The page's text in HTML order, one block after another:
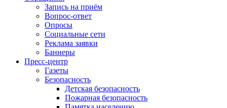
Запись на приём
Вопрос-ответ
Опросы
Социальные сети
Реклама заявки
Баннеры
Пресс-центр
Газеты
Безопасность
Детская безопасность
Пожарная безопасность